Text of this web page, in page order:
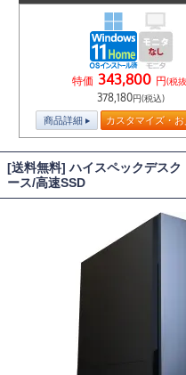
特価 343,800 円(税
378,180円(税込)
商品詳細 カスタマイズ・
[送料無料] ハイスペックデス
ース/高速SSD